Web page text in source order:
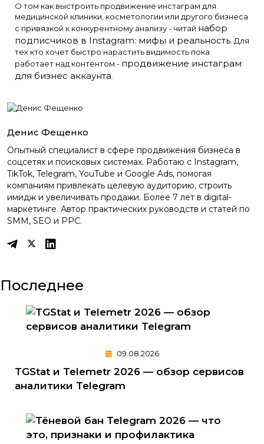
О том как выстроить продвижение инстаграм для
медицинской клиники, косметологии или другого бизнеса
с привязкой к конкурентному анализу - читай набор
подписчиков в Instagram: мифы и реальность . Для
тех кто хочет быстро нарастить видимость пока
работает над контентом - продвижение инстаграм
для бизнес аккаунта
Денис Фещенко
Опытный специалист в сфере продвижения бизнеса в
соцсетях и поисковых системах. Работаю с Instagram,
TikTok, Telegram, YouTube и Google Ads, помогая
компаниям привлекать целевую аудиторию, строить
имидж и увеличивать продажи. Более 7 лет в digital-
маркетинге. Автор практических руководств и статей по
SMM, SEO и PPC.
Последнее
09.08.2026
TGStat и Telemetr 2026 — обзор сервисов
аналитики Telegram